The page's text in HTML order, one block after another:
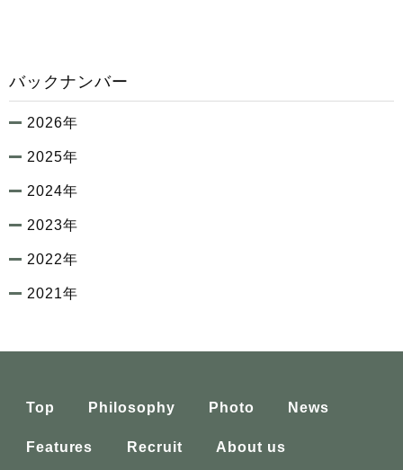
バックナンバー
2026年
2025年
2024年
2023年
2022年
2021年
Top Philosophy Photo News
Features Recruit About us